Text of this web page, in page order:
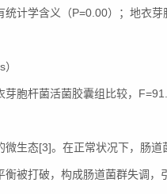
计学含义（P=0.00）；地衣
胞杆菌活菌胶囊组比较，
微生态[3]。在正常状况下，肠
被打破，构成肠道菌群失调